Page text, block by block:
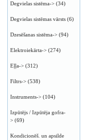
Degvielas sistēma-> (34)
Degvielas sistēmas vārsts (6)
Dzesēšanas sistēma-> (94)
Elektroiekārta-> (274)
Eļļa-> (312)
Filtrs-> (538)
Instruments-> (104)
Izpūtējs / Izpūtēja gofra-
> (69)
Kondicionēš. un apsilde